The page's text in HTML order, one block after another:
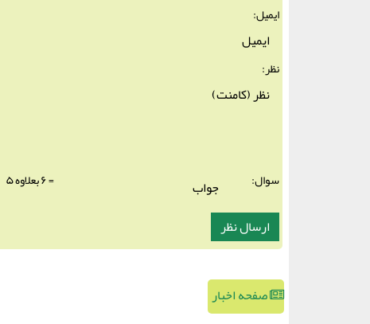
ایمیل:
نظر:
سوال: = ۶ بعلاوه ۵
صفحه اخبار